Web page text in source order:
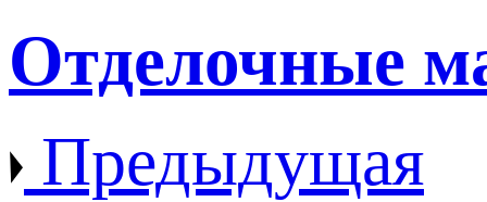
Отделочные
Предыдущая